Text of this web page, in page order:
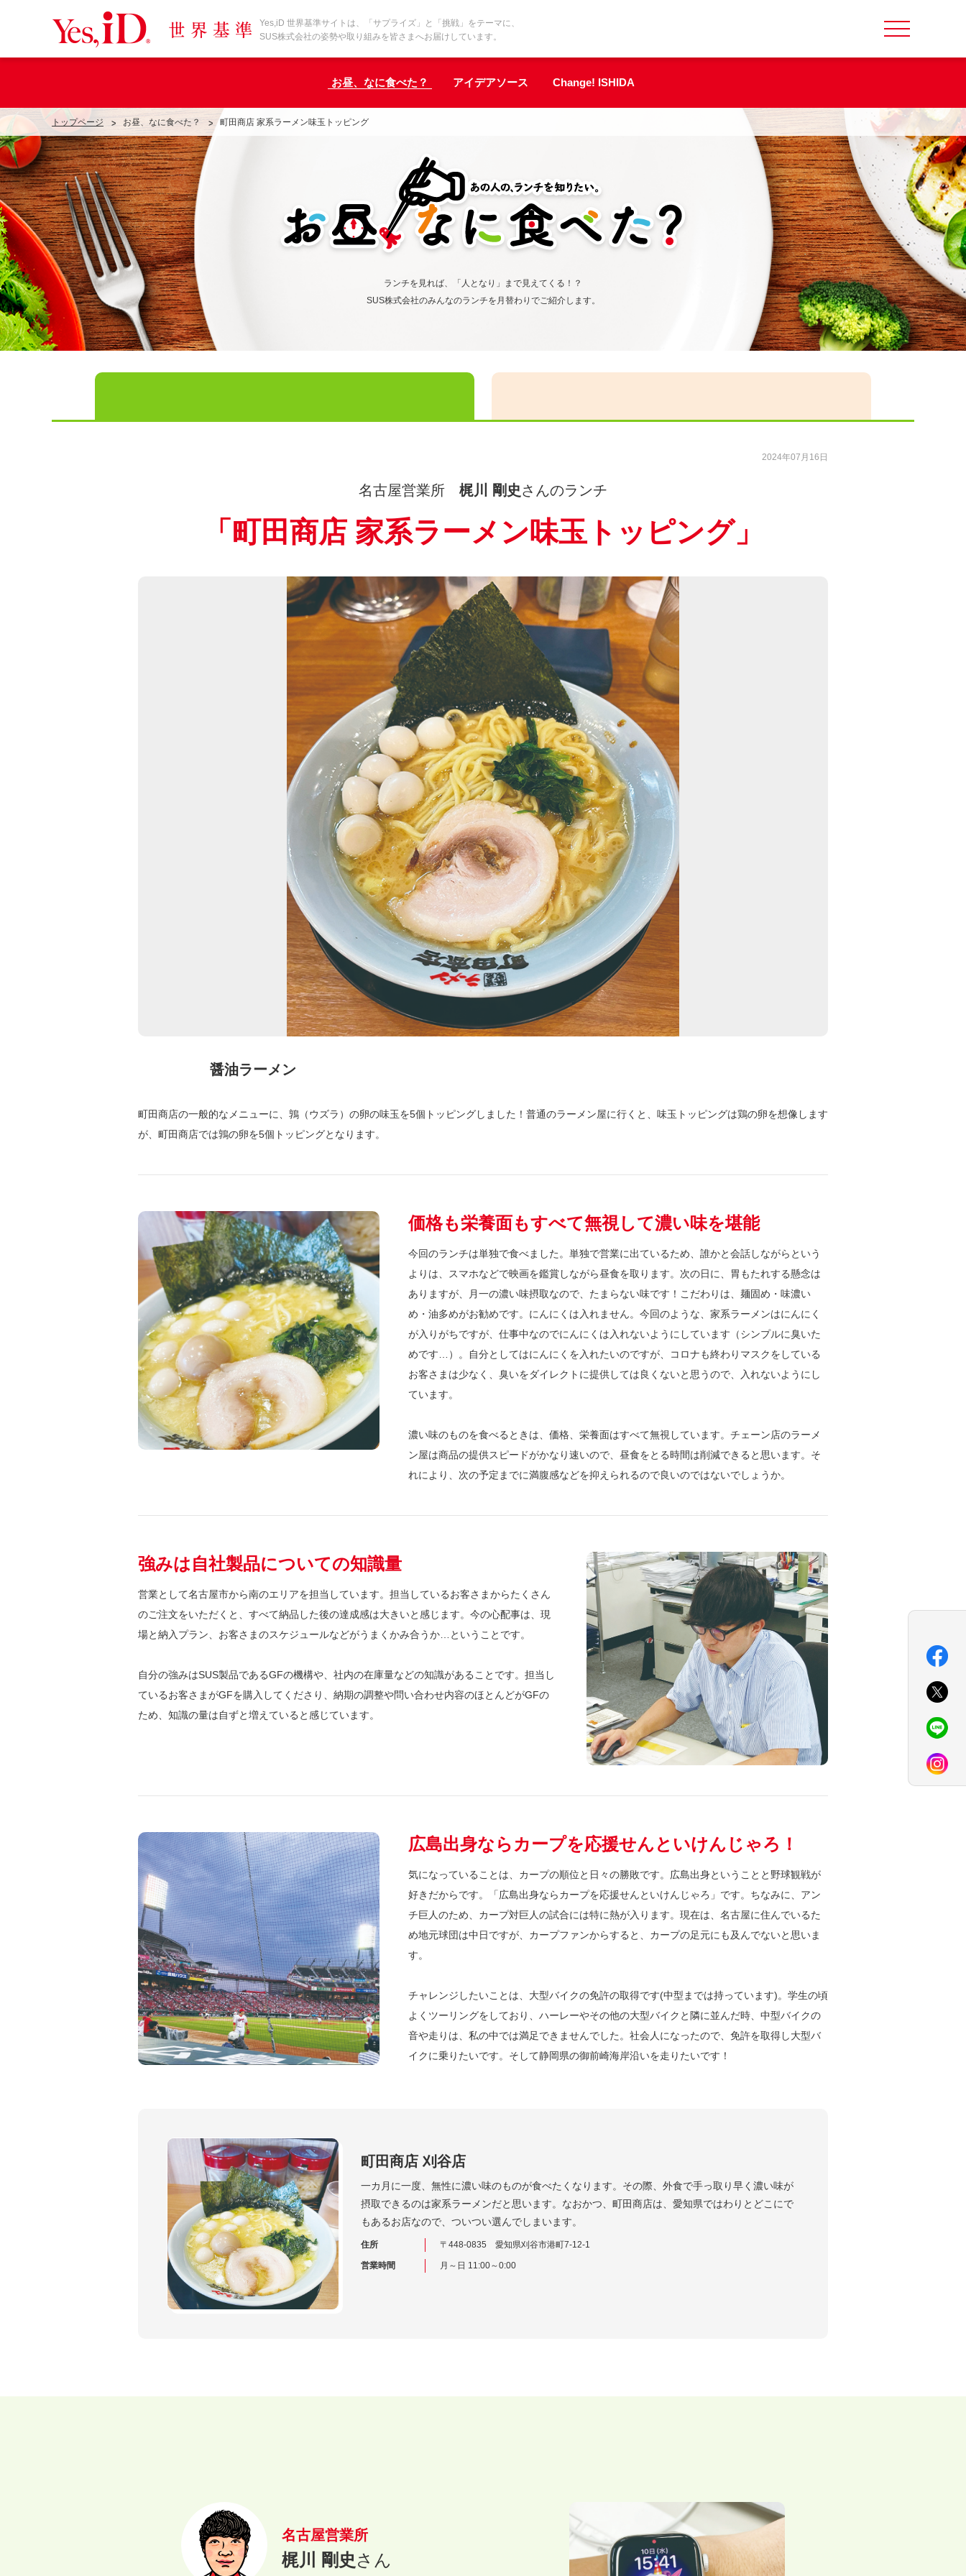
Yes,iD 世界基準サイトは、「サプライズ」と「挑戦」をテーマに、
SUS株式会社の姿勢や取り組みを皆さまへお届けしています。
お昼、なに食べた？ アイデアソース Change! ISHIDA
トップページ お昼、なに食べた？ 町田商店 家系ラーメン味玉トッピング
ランチを見れば、「人となり」まで見えてくる！？
SUS株式会社のみんなのランチを月替わりでご紹介します。
2024年07月16日
名古屋営業所 梶川 剛史さんのランチ
「 町田商店 家系ラーメン味玉トッピング」
醤油ラーメン
町田商店の一般的なメニューに、鶉（ウズラ）の卵の味玉を5個トッピングしました！普通のラーメン屋に行くと、味玉トッピングは鶏の卵を想像します
が、町田商店では鶉の卵を5個トッピングとなります。
価格も栄養面もすべて無視して濃い味を堪能
今回のランチは単独で食べました。単独で営業に出ているため、誰かと会話しながらという
よりは、スマホなどで映画を鑑賞しながら昼食を取ります。次の日に、胃もたれする懸念は
ありますが、月一の濃い味摂取なので、たまらない味です！こだわりは、麺固め・味濃い
め・油多めがお勧めです。にんにくは入れません。今回のような、家系ラーメンはにんにく
が入りがちですが、仕事中なのでにんにくは入れないようにしています（シンプルに臭いた
めです…）。自分としてはにんにくを入れたいのですが、コロナも終わりマスクをしている
お客さまは少なく、臭いをダイレクトに提供しては良くないと思うので、入れないようにし
ています。
濃い味のものを食べるときは、価格、栄養面はすべて無視しています。チェーン店のラーメ
ン屋は商品の提供スピードがかなり速いので、昼食をとる時間は削減できると思います。そ
れにより、次の予定までに満腹感などを抑えられるので良いのではないでしょうか。
強みは自社製品についての知識量
営業として名古屋市から南のエリアを担当しています。担当しているお客さまからたくさん
のご注文をいただくと、すべて納品した後の達成感は大きいと感じます。今の心配事は、現
場と納入プラン、お客さまのスケジュールなどがうまくかみ合うか…ということです。
自分の強みはSUS製品であるGFの機構や、社内の在庫量などの知識があることです。担当し
ているお客さまがGFを購入してくださり、納期の調整や問い合わせ内容のほとんどがGFの
ため、知識の量は自ずと増えていると感じています。
広島出身ならカープを応援せんといけんじゃろ！
気になっていることは、カープの順位と日々の勝敗です。広島出身ということと野球観戦が
好きだからです。「広島出身ならカープを応援せんといけんじゃろ」です。ちなみに、アン
チ巨人のため、カープ対巨人の試合には特に熱が入ります。現在は、名古屋に住んでいるた
め地元球団は中日ですが、カープファンからすると、カープの足元にも及んでないと思いま
す。
チャレンジしたいことは、大型バイクの免許の取得です(中型までは持っています)。学生の頃
よくツーリングをしており、ハーレーやその他の大型バイクと隣に並んだ時、中型バイクの
音や走りは、私の中では満足できませんでした。社会人になったので、免許を取得し大型バ
イクに乗りたいです。そして静岡県の御前崎海岸沿いを走りたいです！
町田商店 刈谷店
一カ月に一度、無性に濃い味のものが食べたくなります。その際、外食で手っ取り早く濃い味が
摂取できるのは家系ラーメンだと思います。なおかつ、町田商店は、愛知県ではわりとどこにで
もあるお店なので、ついつい選んでしまいます。
住所 〒448-0835 愛知県刈谷市港町7-12-1
営業時間 月～日 11:00～0:00
名古屋営業所
梶川 剛史 さん